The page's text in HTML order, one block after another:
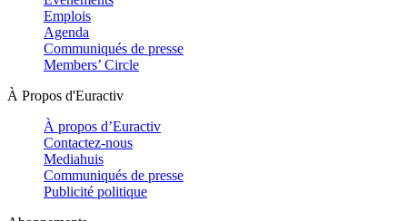
Emplois
Agenda
Communiqués de presse
Members’ Circle
À Propos d'Euractiv
À propos d’Euractiv
Contactez-nous
Mediahuis
Communiqués de presse
Publicité politique